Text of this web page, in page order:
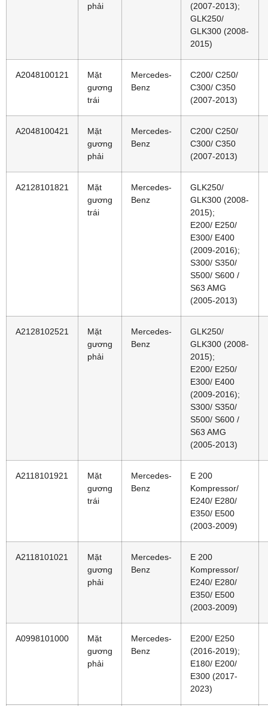
phải
(2007-2013);
GLK250/
GLK300 (2008-
2015)
A2048100121
Mặt
gương
trái
Mercedes-
Benz
C200/ C250/
C300/ C350
(2007-2013)
A2048100421
Mặt
gương
phải
Mercedes-
Benz
C200/ C250/
C300/ C350
(2007-2013)
A2128101821
Mặt
gương
trái
Mercedes-
Benz
GLK250/
GLK300 (2008-
2015);
E200/ E250/
E300/ E400
(2009-2016);
S300/ S350/
S500/ S600 /
S63 AMG
(2005-2013)
A2128102521
Mặt
gương
phải
Mercedes-
Benz
GLK250/
GLK300 (2008-
2015);
E200/ E250/
E300/ E400
(2009-2016);
S300/ S350/
S500/ S600 /
S63 AMG
(2005-2013)
A2118101921
Mặt
gương
trái
Mercedes-
Benz
E 200
Kompressor/
E240/ E280/
E350/ E500
(2003-2009)
A2118101021
Mặt
gương
phải
Mercedes-
Benz
E 200
Kompressor/
E240/ E280/
E350/ E500
(2003-2009)
A0998101000
Mặt
gương
phải
Mercedes-
Benz
E200/ E250
(2016-2019);
E180/ E200/
E300 (2017-
2023)